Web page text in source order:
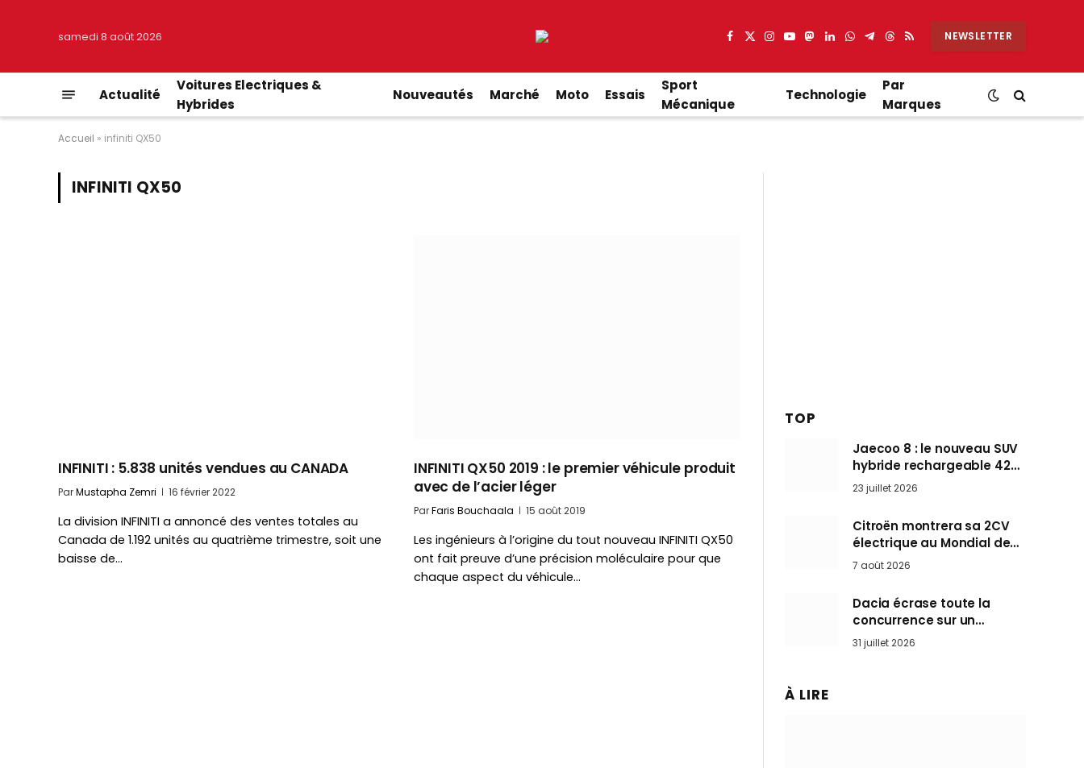
samedi 8 août 2026 Facebook
X
Instagram
YouTube
Mastodon
LinkedIn
WhatsApp
Partager
Telegram
Threads
RSS NEWSLETTER
Actualité
Voitures Electriques &
Hybrides
Nouveautés Marché Moto Essais
Sport
Mécanique
Technologie
Par
Marques
Accueil » infiniti QX50
INFINITI QX50
INFINITI : 5.838 unités vendues au CANADA
ParMustapha Zemri 16 février 2022
La division INFINITI a annoncé des ventes totales au
Canada de 1.192 unités au quatrième trimestre, soit une
baisse de…
INFINITI QX50 2019 : le premier véhicule produit
avec de l’acier léger
ParFaris Bouchaala 15 août 2019
Les ingénieurs à l’origine du tout nouveau INFINITI QX50
ont fait preuve d’une précision moléculaire pour que
chaque aspect du véhicule…
TOP
Jaecoo 8 : le nouveau SUV
hybride rechargeable 428
ch qui vise l’Audi Q7 arrive
en Europe cet automne
23 juillet 2026
Citroën montrera sa 2CV
électrique au Mondial de
Paris pendant que BMW et
7 août 2026
Dacia écrase toute la
concurrence sur un
marché où personne ne
l’attendait
31 juillet 2026
À LIRE